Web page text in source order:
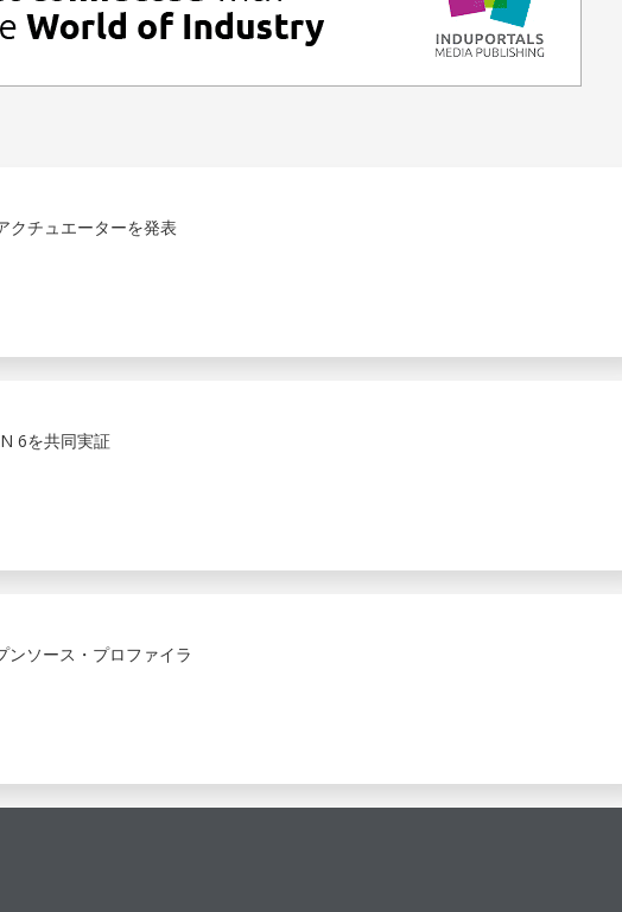
クチュエーターを発表
6を共同実証
ンソース・プロファイラ